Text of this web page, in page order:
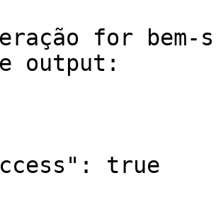
for bem-
output: